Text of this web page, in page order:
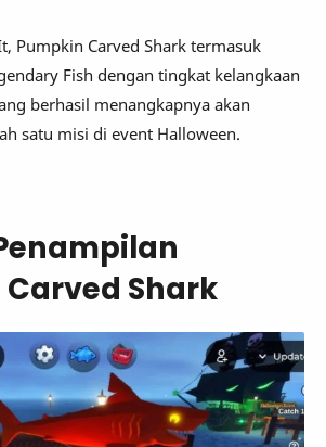
Pumpkin Carved Shark termasuk
Fish dengan tingkat kelangkaan
berhasil menangkapnya akan
satu misi di event Halloween.
Shark